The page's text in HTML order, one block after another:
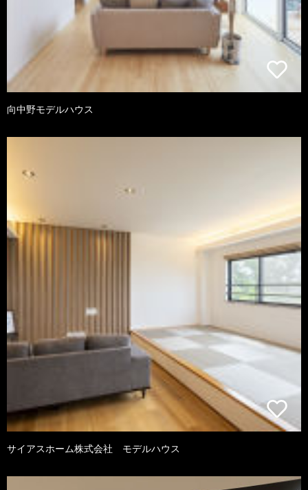
向中野モデルハウス
サイアスホーム株式会社 モデルハウス